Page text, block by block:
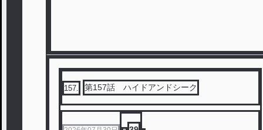
157. 第157話 ハイドアンドシーク